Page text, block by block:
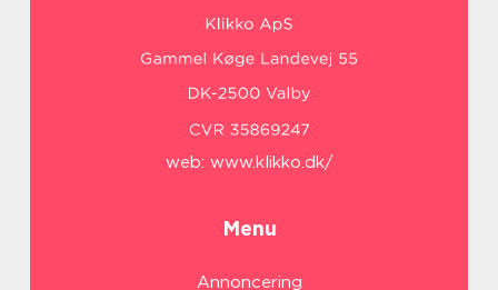
web: www.klikko.dk/
Menu
Annoncering